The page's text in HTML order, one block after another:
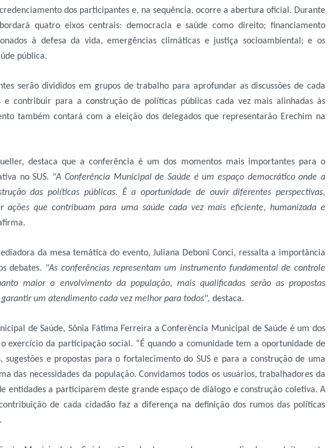
dos participantes e, na sequência, ocorre a abertura oficial. Durante
quatro eixos centrais: democracia e saúde como direito; financiamento
à defesa da vida, emergências climáticas e justiça socioambiental; e os
pública.
serão divididos em grupos de trabalho para aprofundar as discussões de cada
contribuir para a construção de políticas públicas cada vez mais alinhadas às
também contará com a eleição dos delegados que representarão Erechim na
destaca que a conferência é um dos momentos mais importantes para o
no SUS. "A Conferência Municipal de Saúde é um espaço democrático onde a
das políticas públicas. É a oportunidade de ouvir diferentes perspectivas,
ações que contribuam para uma saúde cada vez mais eficiente, humanizada e
da mesa temática do evento, Juliana Deboni Conci, ressalta a importância
debates. "As conferências representam um instrumento fundamental de controle
maior o envolvimento da população, mais qualificadas serão as propostas
um atendimento cada vez melhor para todos", destaca.
de Saúde, Sônia Fátima Ferreira a Conferência Municipal de Saúde é um dos
exercício da participação social. “É quando a comunidade tem a oportunidade de
e propostas para o fortalecimento do SUS e para a construção de uma
das necessidades da população. Convidamos todos os usuários, trabalhadores da
entidades a participarem deste grande espaço de diálogo e construção coletiva. A
de cada cidadão faz a diferença na definição dos rumos das políticas